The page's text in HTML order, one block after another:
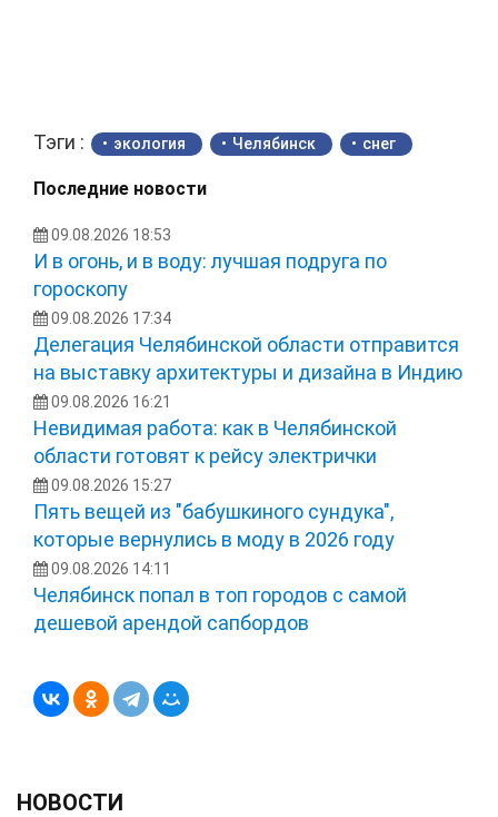
Тэги : экология Челябинск снег
Последние новости
09.08.2026 18:53
И в огонь, и в воду: лучшая подруга по
гороскопу
09.08.2026 17:34
Делегация Челябинской области отправится
на выставку архитектуры и дизайна в Индию
09.08.2026 16:21
Невидимая работа: как в Челябинской
области готовят к рейсу электрички
09.08.2026 15:27
Пять вещей из "бабушкиного сундука",
которые вернулись в моду в 2026 году
09.08.2026 14:11
Челябинск попал в топ городов с самой
дешевой арендой сапбордов
НОВОСТИ